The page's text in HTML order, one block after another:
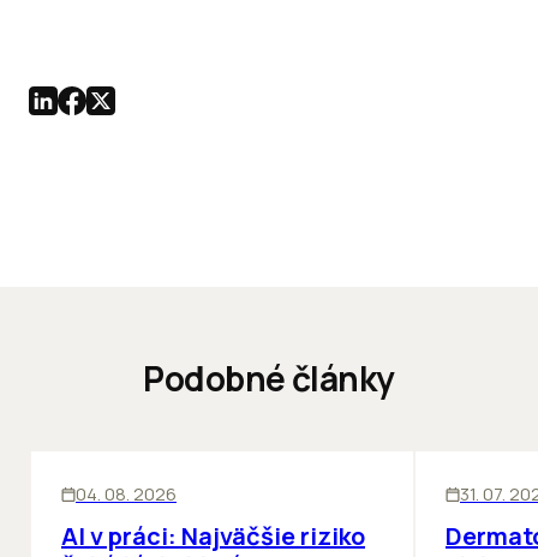
Podobné články
04. 08. 2026
AI v práci: Najväčšie riziko
31. 07.